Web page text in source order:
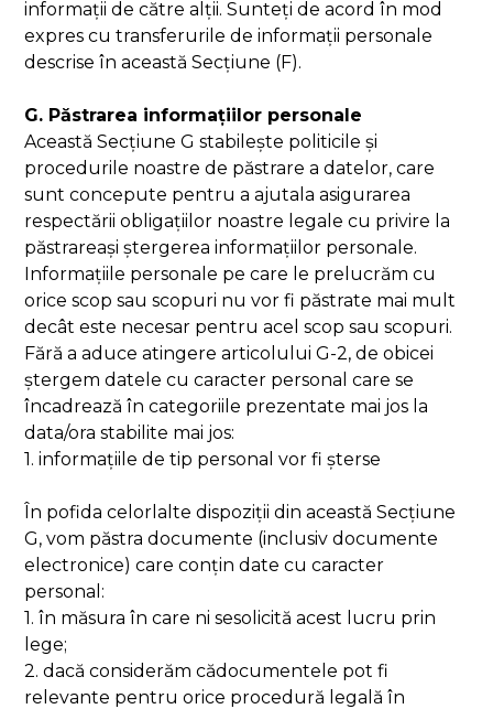
informații de către alții. Sunteți de acord în mod
expres cu transferurile de informații personale
descrise în această Secțiune (F).
G. Păstrarea informațiilor personale
Această Secțiune G stabilește politicile și
procedurile noastre de păstrare a datelor, care
sunt concepute pentru a ajutala asigurarea
respectării obligațiilor noastre legale cu privire la
păstrareași ștergerea informațiilor personale.
Informațiile personale pe care le prelucrăm cu
orice scop sau scopuri nu vor fi păstrate mai mult
decât este necesar pentru acel scop sau scopuri.
Fără a aduce atingere articolului G-2, de obicei
ștergem datele cu caracter personal care se
încadrează în categoriile prezentate mai jos la
data/ora stabilite mai jos:
1. informațiile de tip personal vor fi șterse
În pofida celorlalte dispoziții din această Secțiune
G, vom păstra documente (inclusiv documente
electronice) care conțin date cu caracter
personal:
1. în măsura în care ni sesolicită acest lucru prin
lege;
2. dacă considerăm cădocumentele pot fi
relevante pentru orice procedură legală în